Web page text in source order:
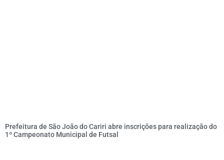
Prefeitura de São João do Cariri abre inscrições para realização do
1º Campeonato Municipal de Futsal